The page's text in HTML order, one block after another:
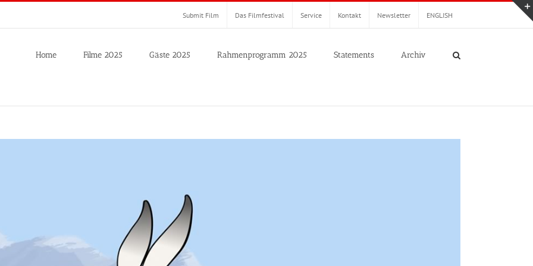
Submit Film Das Filmfestival Service Kontakt Newsletter ENGLISH
Home Filme 2025 Gäste 2025 Rahmenprogramm 2025 Statements Archiv